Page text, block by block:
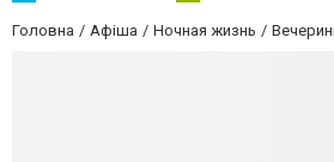
Головна Афіша Ночная жизнь